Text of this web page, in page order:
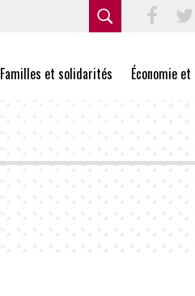
Familles et solidarités Économie